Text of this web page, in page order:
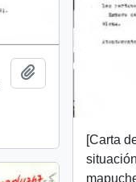
Añadir al
[Carta